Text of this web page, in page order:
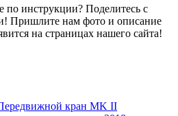
по инструкции? Поделитесь с
Пришлите нам фото и описание
на страницах нашего сайта!
кран MK II